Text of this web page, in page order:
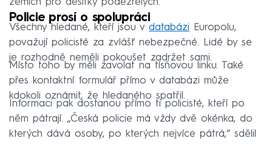
zemích pro desítky podezřelých.
Policie prosí o spolupráci
Všechny hledané, kteří jsou v databázi Europolu,
považují policisté za zvlášť nebezpečné. Lidé by se
je rozhodně neměli pokoušet zadržet sami.
Místo toho by měli zavolat na tísňovou linku. Také
přes kontaktní formulář přímo v databázi může
kdokoli oznámit, že hledaného spatřil.
Informaci pak dostanou přímo ti policisté, kteří po
něm pátrají. „Česká policie má vždy dvě okénka, do
kterých dává osoby, po kterých nejvíce pátrá,“ sdělil